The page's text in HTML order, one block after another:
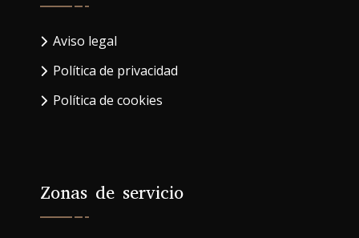
Aviso legal
Política de privacidad
Política de cookies
Zonas de servicio